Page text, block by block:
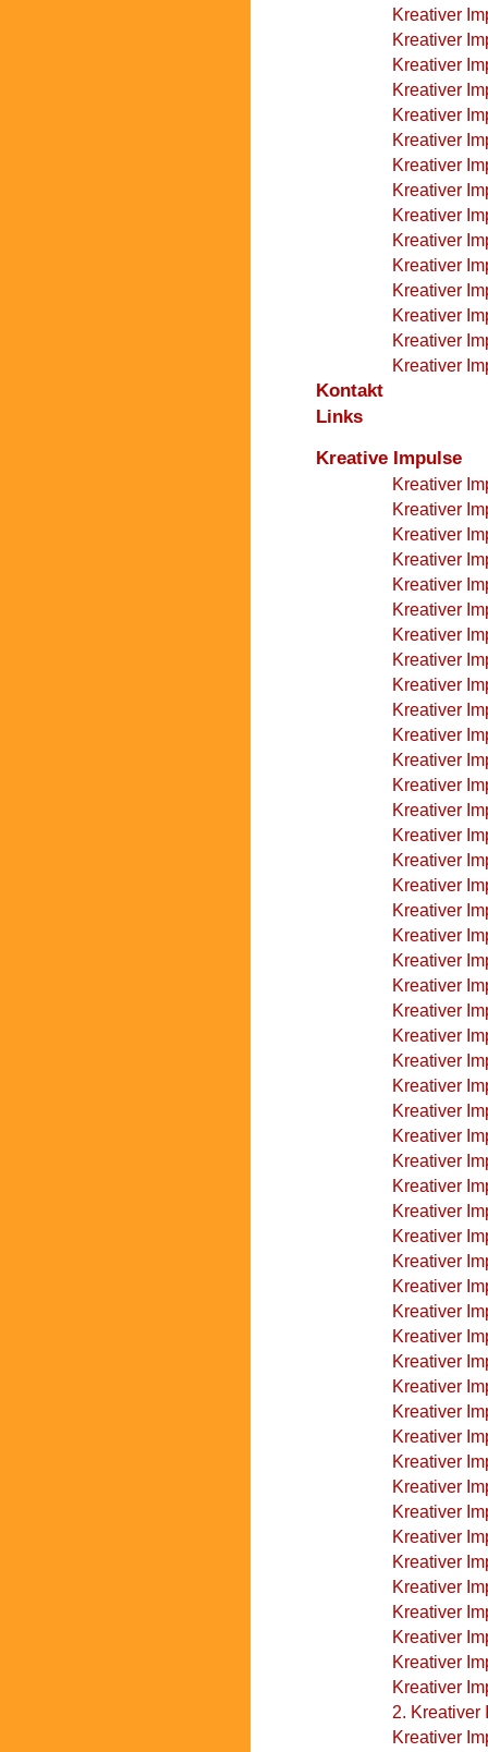
Kreativer
Kreativer
Kreativer
Kreativer
Kreativer
Kreativer
Kreativer
Kreativer
Kreativer
Kreativer
Kreativer
Kreativer
Kreativer
Kreativer
Kreativer
Kontakt
Links
Kreative Impulse
Kreativer
Kreativer
Kreativer
Kreativer
Kreativer
Kreativer
Kreativer
Kreativer
Kreativer
Kreativer
Kreativer
Kreativer
Kreativer
Kreativer
Kreativer
Kreativer
Kreativer
Kreativer
Kreativer
Kreativer
Kreativer
Kreativer
Kreativer
Kreativer
Kreativer
Kreativer
Kreativer
Kreativer
Kreativer
Kreativer
Kreativer
Kreativer
Kreativer
Kreativer
Kreativer
Kreativer
Kreativer
Kreativer
Kreativer
Kreativer
Kreativer
Kreativer
Kreativer
Kreativer
Kreativer
Kreativer
Kreativer
Kreativer
Kreativer
2. Kreativer
Kreativer